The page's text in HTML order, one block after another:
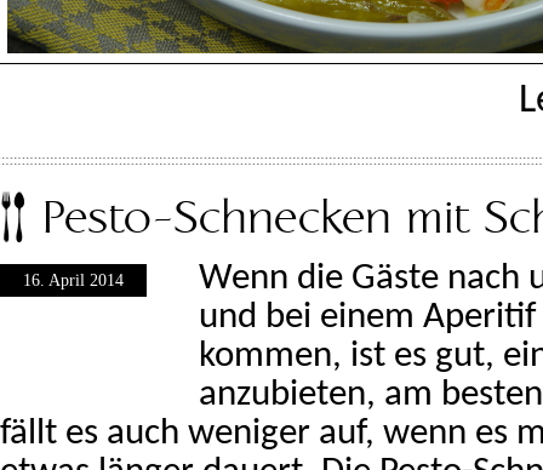
Pesto-Schnecken mit
16. April 2014
Wenn die Gäste nach
und bei einem Aperitif
kommen, ist es gut,
anzubieten, am
fällt es auch weniger auf, wenn es